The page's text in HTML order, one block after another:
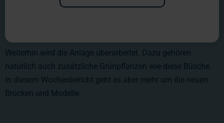
Weiterhin wird die Anlage überarbeitet. Dazu gehören
natürlich auch zusätzliche Grünpflanzen wie diese Büsche.
In diesem Wochenbericht geht es aber mehr um die neuen
Brücken und Modelle.